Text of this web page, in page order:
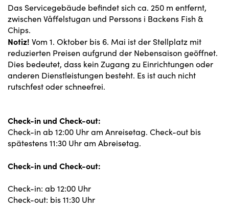
Das Servicegebäude befindet sich ca. 250 m entfernt,
zwischen Våffelstugan und Perssons i Backens Fish &
Chips.
Notiz! Vom 1. Oktober bis 6. Mai ist der Stellplatz mit
reduzierten Preisen aufgrund der Nebensaison geöffnet.
Dies bedeutet, dass kein Zugang zu Einrichtungen oder
anderen Dienstleistungen besteht. Es ist auch nicht
rutschfest oder schneefrei.
Check-in und Check-out:
Check-in ab 12:00 Uhr am Anreisetag. Check-out bis
spätestens 11:30 Uhr am Abreisetag.
Check-in und Check-out:
Check-in: ab 12:00 Uhr
Check-out: bis 11:30 Uhr